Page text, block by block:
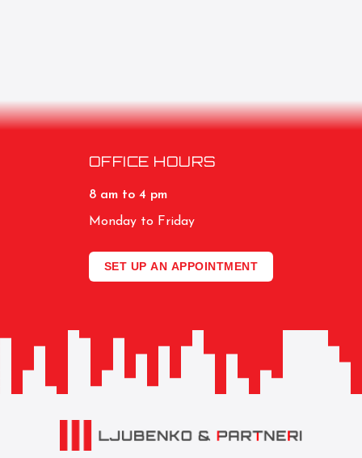
OFFICE HOURS
8 am to 4 pm
Monday to Friday
SET UP AN APPOINTMENT